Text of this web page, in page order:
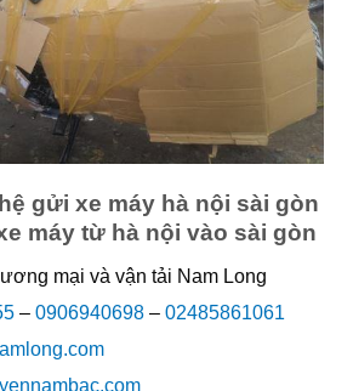
gửi xe máy hà nội sài gòn
máy từ hà nội vào sài gòn
mại và vận tải Nam Long
– 0906940698 – 02485861061